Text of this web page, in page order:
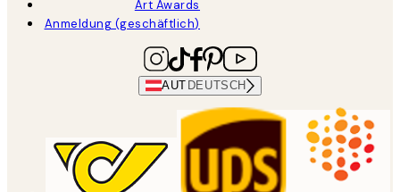
Art Awards
Anmeldung (geschäftlich)
AUT DEUTSCH